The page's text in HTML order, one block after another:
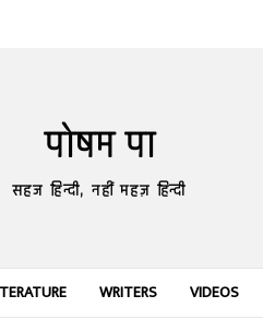
पोषम पा
सहज हिन्दी, नहीं महज़ हिन्दी
WRITERS VIDEOS